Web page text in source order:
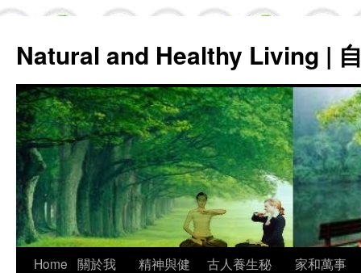
Natural and Healthy Living |
Skip
Home 關於我
精神與健
古人養生秘
家和萬事